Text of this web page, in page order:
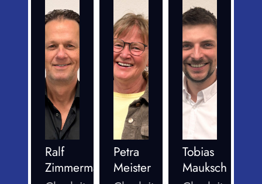
Ralf
Zimmermann
Petra
Meister
Tobias
Mauksch